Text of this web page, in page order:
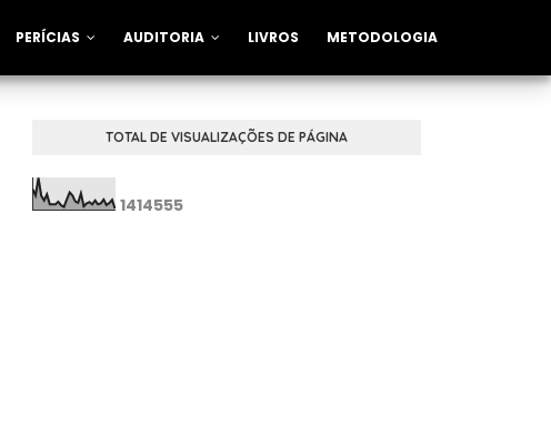
PERÍCIAS AUDITORIA LIVROS METODOLOGIA
TOTAL DE VISUALIZAÇÕES DE PÁGINA
1414555